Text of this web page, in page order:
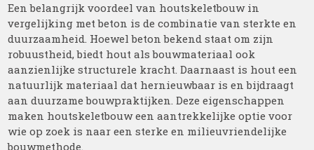
Een belangrijk voordeel van houtskeletbouw in
vergelijking met beton is de combinatie van sterkte en
duurzaamheid. Hoewel beton bekend staat om zijn
robuustheid, biedt hout als bouwmateriaal ook
aanzienlijke structurele kracht. Daarnaast is hout een
natuurlijk materiaal dat hernieuwbaar is en bijdraagt
aan duurzame bouwpraktijken. Deze eigenschappen
maken houtskeletbouw een aantrekkelijke optie voor
wie op zoek is naar een sterke en milieuvriendelijke
bouwmethode.